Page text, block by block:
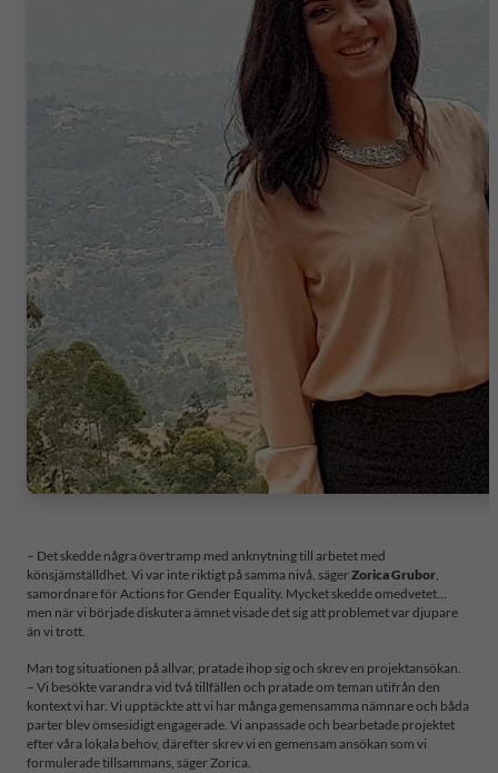
– Det skedde några övertramp med anknytning till arbetet med
könsjämställdhet. Vi var inte riktigt på samma nivå, sägerZorica Grubor,
samordnare för Actions for Gender Equality. Mycket skedde omedvetet…
men när vi började diskutera ämnet visade det sig att problemet var djupare
än vi trott.
Man tog situationen på allvar, pratade ihop sig och skrev en projektansökan.
– Vi besökte varandra vid två tillfällen och pratade om teman utifrån den
kontext vi har. Vi upptäckte att vi har många gemensamma nämnare och båda
parter blev ömsesidigt engagerade. Vi anpassade och bearbetade projektet
efter våra lokala behov, därefter skrev vi en gemensam ansökan som vi
formulerade tillsammans, säger Zorica.